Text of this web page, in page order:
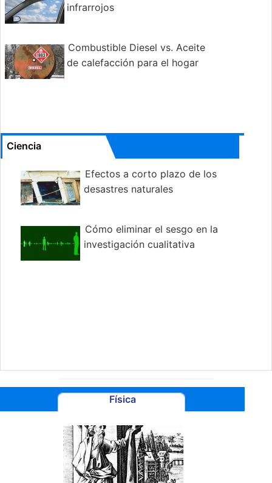
infrarrojos
Combustible Diesel vs. Aceite
de calefacción para el hogar
Ciencia
Efectos a corto plazo de los
desastres naturales
Cómo eliminar el sesgo en la
investigación cualitativa
Física